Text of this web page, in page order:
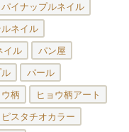
パイナップルネイル
ネイル
イル パン屋
パール
柄 ヒョウ柄アート
ピスタチオカラー